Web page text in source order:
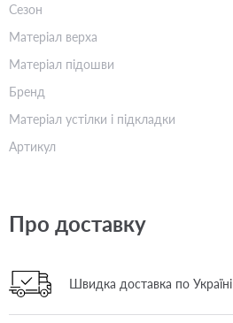
Сезон
Матеріал верха
Матеріал підошви
Бренд
Матеріал устілки і підкладки
Артикул
Про доставку
Швидка доставка по Україні